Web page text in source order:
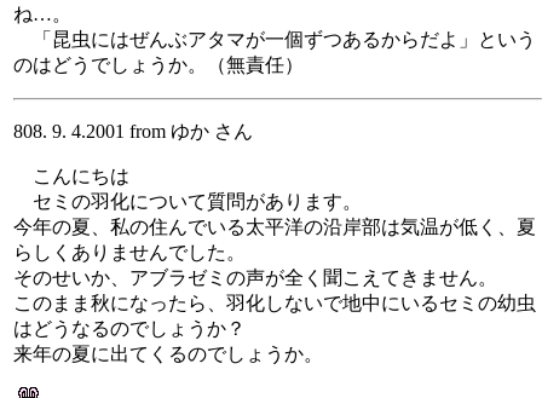
ね…。
「昆虫にはぜんぶアタマが一個ずつあるからだよ」という
のはどうでしょうか。（無責任）
808. 9. 4.2001 from ゆか さん
こんにちは
セミの羽化について質問があります。
今年の夏、私の住んでいる太平洋の沿岸部は気温が低く、夏
らしくありませんでした。
そのせいか、アブラゼミの声が全く聞こえてきません。
このまま秋になったら、羽化しないで地中にいるセミの幼虫
はどうなるのでしょうか？
来年の夏に出てくるのでしょうか。